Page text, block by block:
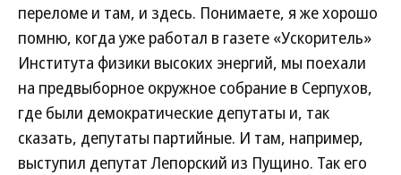
переломе и там, и здесь. Понимаете, я же хорошо
помню, когда уже работал в газете «Ускоритель»
Института физики высоких энергий, мы поехали
на предвыборное окружное собрание в Серпухов,
где были демократические депутаты и, так
сказать, депутаты партийные. И там, например,
выступил депутат Лепорский из Пущино. Так его